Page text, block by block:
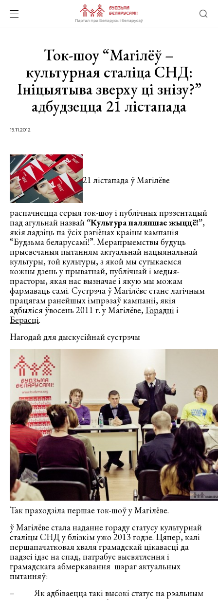
Ток-шоу “Магілёў –
культурная сталіца СНД:
Ініцыятыва зверху ці знізу?”
адбудзецца 21 лістапада
19.11.2012
21 лістапада ў Магілёве
распачнецца серыя ток-шоу і публічных прэзентацый
пад агульнай назвай “Культура паляпшае жыццё!”,
якія ладзіць па ўсіх рэгіёнах краіны кампанія
“Будзьма беларусамі!”. Мерапрыемствы будуць
прысвечаныя пытанням актуальнай нацыянальнай
культуры, той культуры, з якой мы сутыкаемся
кожны дзень у прыватнай, публічнай і медыя-
прасторы, якая нас вызначае і якую мы можам
фармаваць самі. Сустрэча ў Магілёве стане лагічным
працягам ранейшых імпрэзаў кампаніі, якія
адбыліся ўвосень 2011 г. у Магілёве,Горадніі
Берасці.
Нагодай для дыскусійнай сустрэчы
Так праходзіла першае ток-шоў у Магілёве.
ў Магілёве стала наданне гораду статусу культурнай
сталіцы СНД у блізкім ужо 2013 годзе. Цяпер, калі
першапачатковая хваля грамадскай цікавасці да
падзеі ідзе на спад, патрабуе высвятлення і
грамадскага абмеркавання шэраг актуальных
пытанняў:
– Як адбіваецца такі высокі статус на рэальным